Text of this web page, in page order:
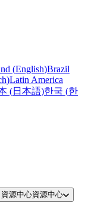
(English)Brazil
)Latin America
(日本語)한국 (한
資源中心資源中心